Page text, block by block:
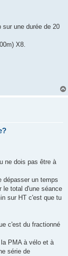
une durée de 20
X8.
ne dois pas être à
dépasser un temps
le total d'une séance
sur HT c'est que tu
c'est du fractionné
PMA à vélo et à
série de